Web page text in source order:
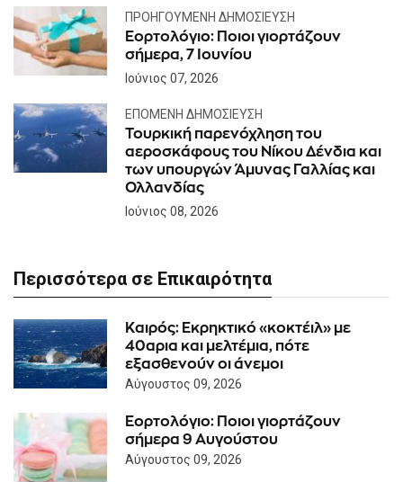
ΠΡΟΗΓΟΎΜΕΝΗ ΔΗΜΟΣΊΕΥΣΗ
Εορτολόγιο: Ποιοι γιορτάζουν
σήμερα, 7 Ιουνίου
Ιούνιος 07, 2026
ΕΠΌΜΕΝΗ ΔΗΜΟΣΊΕΥΣΗ
Τουρκική παρενόχληση του
αεροσκάφους του Νίκου Δένδια και
των υπουργών Άμυνας Γαλλίας και
Ολλανδίας
Ιούνιος 08, 2026
Περισσότερα σε Επικαιρότητα
Καιρός: Eκρηκτικό «κοκτέιλ» με
40αρια και μελτέμια, πότε
εξασθενούν οι άνεμοι
Αύγουστος 09, 2026
Εορτολόγιο: Ποιοι γιορτάζουν
σήμερα 9 Αυγούστου
Αύγουστος 09, 2026